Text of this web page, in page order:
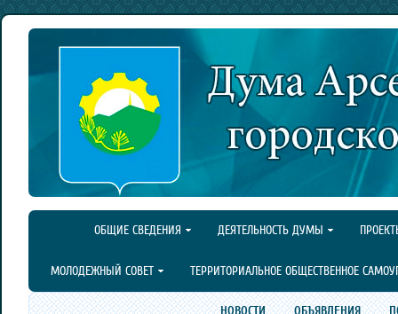
ОБЩИЕ СВЕДЕНИЯ ДЕЯТЕЛЬНОСТЬ ДУМЫ
МОЛОДЕЖНЫЙ СОВЕТ ТЕРРИТОРИАЛЬНОЕ ОБЩЕСТВЕННОЕ
НОВОСТИ ОБЪЯВЛЕНИЯ